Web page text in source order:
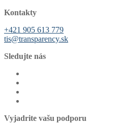
Kontakty
+421 905 613 779
tis@transparency.sk
Sledujte nás
Vyjadrite vašu podporu